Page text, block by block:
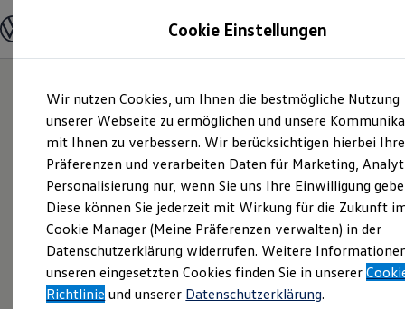
Hauptinhalt
springen
Footer
springen
Modelle und Konfigurator
Modelle vergleichen
Elektroautos
ENERGY Sondermodelle
Nutzfahrzeuge
SUV und CUV
Familienautos
Kombis
Kompaktwagen
Sportwagen
Schnell verfügbare Fahrzeuge
Angebote und Produkte
Aktuelle Angebote
E-Auto-Förderung
Volkswagen Marktplatz
Cookie Einstellungen
Wir nutzen Cookies, um Ihnen die bestmögliche Nutzung
unserer Webseite zu ermöglichen und unsere
mit Ihnen zu verbessern. Wir berücksichtigen hierbei Ihre
Präferenzen und verarbeiten Daten für Marketing,
Personalisierung nur, wenn Sie uns Ihre Einwilligung
Diese können Sie jederzeit mit Wirkung für die Zukunft
Cookie Manager (Meine Präferenzen verwalten) in der
Datenschutzerklärung widerrufen. Weitere
unseren eingesetzten Cookies finden Sie in unserer
Richtlinie und unserer Datenschutzerklärung.